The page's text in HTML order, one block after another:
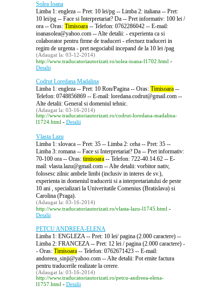
Solea Ioana
Limba 1: engleza -- Pret: 10 lei/pg -- Limba 2: italiana -- Pret:
10 lei/pg -- Face si Interpretariat? Da -- Pret informativ: 100 lei /
ora -- Oras: Timisoara-- Telefon: 0762286042 -- E-mail:
ioanasolea@yahoo.com -- Alte detalii: - experienta ca si
colaborator pentru firme de traduceri - efectuez traduceri in
regim de urgenta - pret negociabil incepand de la 10 lei /pag
(Adaugat la: 03-12-2014)
http://www.traducatoriautorizati.ro/solea-ioana-l1702.html-
Detalii
Codrut Loredana Madalina
Limba 1: engleza -- Pret: 10 Ron/Pagina -- Oras: Timisoara--
Telefon: 0748856869 -- E-mail: loredana.codrut@gmail.com --
Alte detalii: General si domeniul tehnic.
(Adaugat la: 03-16-2014)
http://www.traducatoriautorizati.ro/codrut-loredana-madalina-
l1724.html- Detalii
Vlasta Lazu
Limba 1: slovaca -- Pret: 35 -- Limba 2: ceha -- Pret: 35 --
Limba 3: romana -- Face si Interpretariat? Da -- Pret informativ:
70-100 ora -- Oras: timisoara-- Telefon: 722-40.14.62 -- E-
mail: vlasta.lazu@gmail.com -- Alte detalii: vorbitor nativ,
folosesc zilnic ambele limbi (inclusiv in interes de sv.),
experienta in domeniul traducerii si a interpretariatului de peste
10 ani , specializari la Univeritatile Comenius (Bratislava) si
Carolina (Praga).
(Adaugat la: 03-16-2014)
http://www.traducatoriautorizati.ro/vlasta-lazu-l1745.html-
Detalii
PETCU ANDREEA-ELENA
Limba 1: ENGLEZA -- Pret: 10 lei/ pagina (2.000 caractere) --
Limba 2: FRANCEZA -- Pret: 12 lei / pagina (2.000 caractere) -
- Oras: Timisoara-- Telefon: 0762671423 -- E-mail:
andoreea_sinji@yahoo.com -- Alte detalii: Pot emite factura
pentru traducerile realizate la cerere.
(Adaugat la: 03-16-2014)
http://www.traducatoriautorizati.ro/petcu-andreea-elena-
l1757.html- Detalii